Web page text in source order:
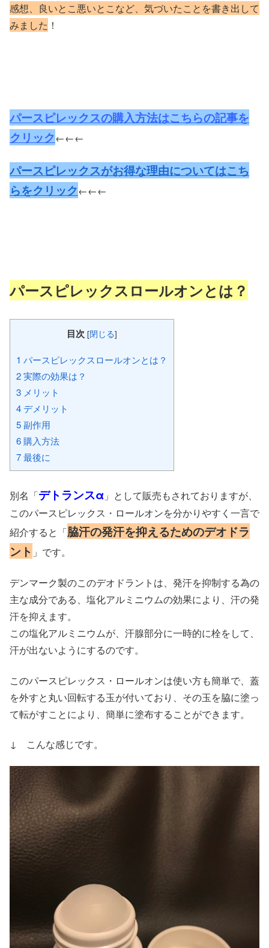
感想、良いとこ悪いとこなど、気づいたことを書き出して
みました ！
パースピレックスの購入方法はこちらの記事を
クリック←←←
パースピレックスがお得な理由についてはこち
らをクリック←←←
パースピレックスロールオンとは？
目次 [閉じる]
1 パースピレックスロールオンとは？
2実際の効果は？
3 メリット
4 デメリット
5副作用
6購入方法
7最後に
別名「デトランスα 」として販売もされておりますが、
このパースピレックス・ロールオンを分かりやすく一言で
紹介すると「脇汗の発汗を抑えるためのデオドラ
ント 」です。
デンマーク製のこのデオドラントは、発汗を抑制する為の
主な成分である、塩化アルミニウムの効果により、汗の発
汗を抑えます。
この塩化アルミニウムが、汗腺部分に一時的に栓をして、
汗が出ないようにするのです。
このパースピレックス・ロールオンは使い方も簡単で、蓋
を外すと丸い回転する玉が付いており、その玉を脇に塗っ
て転がすことにより、簡単に塗布することができます。
↓ こんな感じです。